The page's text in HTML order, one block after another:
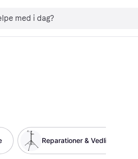
Reparationer & Vedligeholdelse